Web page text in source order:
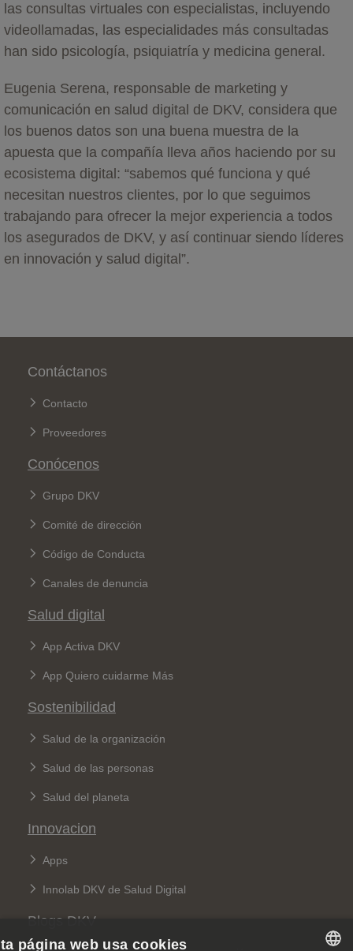
las consultas virtuales con especialistas, incluyendo
videollamadas, las especialidades más consultadas
han sido psicología, psiquiatría y medicina general.
Eugenia Serena, responsable de marketing y
comunicación en salud digital de DKV, considera que
los buenos datos son una buena muestra de la
apuesta que la compañía lleva años haciendo por su
ecosistema digital: “sabemos qué funciona y qué
necesitan nuestros clientes, por lo que seguimos
trabajando para ofrecer la mejor experiencia a todos
los asegurados de DKV, y así continuar siendo líderes
en innovación y salud digital”.
Pie de página
Contáctanos
Contacto
Proveedores
Conócenos
Grupo DKV
Comité de dirección
Código de Conducta
Canales de denuncia
Salud digital
App Activa DKV
App Quiero cuidarme Más
Sostenibilidad
Salud de la organización
Salud de las personas
Salud del planeta
Innovacion
Apps
Innolab DKV de Salud Digital
Blogs DKV
página web usa cookies